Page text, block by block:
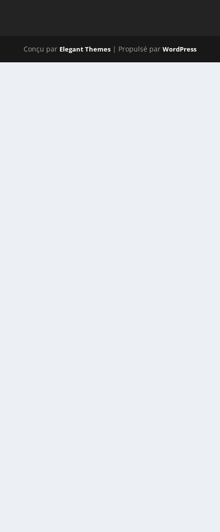
Conçu par Elegant Themes | Propulsé par WordPress